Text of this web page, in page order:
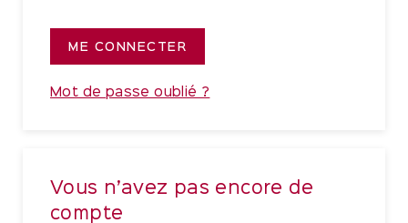
ME CONNECTER
Mot de passe oublié ?
Vous n’avez pas encore de
compte